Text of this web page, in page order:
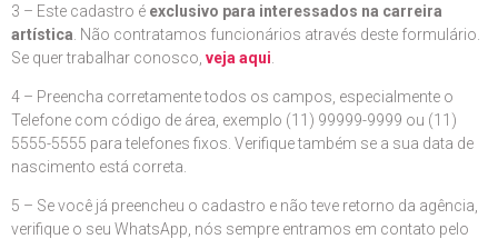
3 – Este cadastro é exclusivo para interessados na carreira
artística . Não contratamos funcionários através deste formulário.
Se quer trabalhar conosco, veja aqui
4 – Preencha corretamente todos os campos, especialmente o
Telefone com código de área, exemplo (11) 99999-9999 ou (11)
5555-5555 para telefones fixos. Verifique também se a sua data de
nascimento está correta.
5 – Se você já preencheu o cadastro e não teve retorno da agência,
verifique o seu WhatsApp, nós sempre entramos em contato pelo